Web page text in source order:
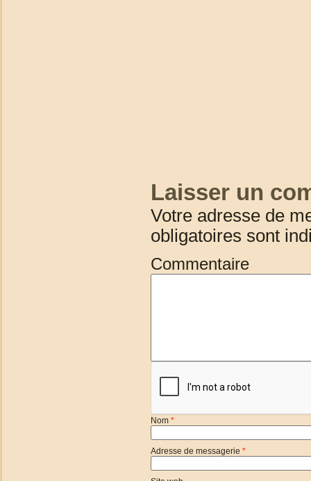
Laisser un
Votre adresse de
obligatoires sont
Commentaire
Nom *
Adresse de messagerie *